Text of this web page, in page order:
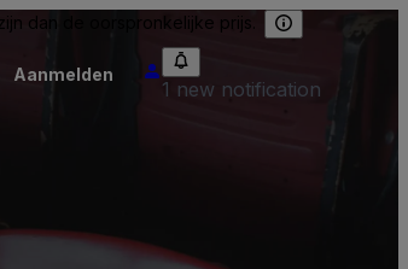
dan de oorspronkelijke prijs.
Aanmelden
1 new notification